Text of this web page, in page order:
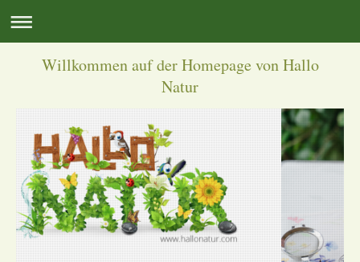
Willkommen auf der Homepage von Hallo
Natur